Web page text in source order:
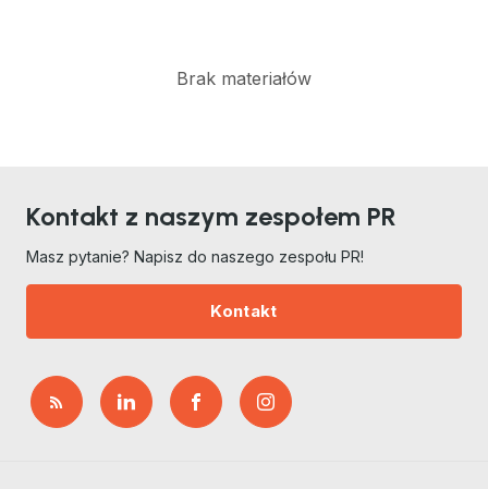
Brak materiałów
Kontakt z naszym zespołem PR
Masz pytanie? Napisz do naszego zespołu PR!
Kontakt